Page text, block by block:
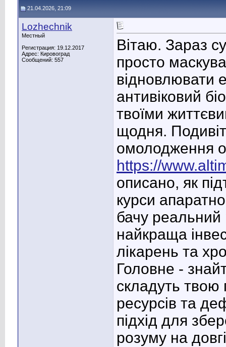
21.04.2026, 21:09
Lozhechnik
Местный
Регистрация: 19.12.2017
Адрес: Кировоград
Сообщений: 557
Вітаю. Зараз
просто
відновлювати
антивіковий
твоїми
щодня.
омолодження
https://
описано, як
курси
бачу реальний
найкраща
лікарень та
Головне -
складуть твою
ресурсів та
підхід для
розуму на